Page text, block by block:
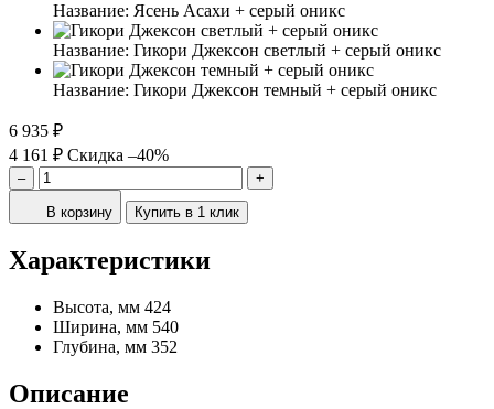
Название: Ясень Асахи + серый оникс
Название: Гикори Джексон светлый + серый оникс
Название: Гикори Джексон темный + серый оникс
6 935 ₽
4 161 ₽ Скидка –40%
– +
В корзину Купить в 1 клик
Характеристики
Высота, мм 424
Ширина, мм 540
Глубина, мм 352
Описание